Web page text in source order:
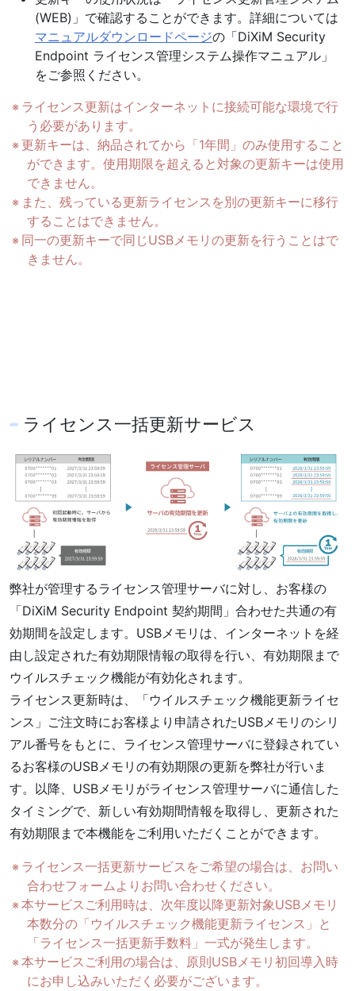
(WEB)」で確認することができます。詳細については
マニュアルダウンロードページの「DiXiM Security
Endpoint ライセンス管理システム操作マニュアル」
をご参照ください。
ライセンス更新はインターネットに接続可能な環境で行
う必要があります。
更新キーは、納品されてから「1年間」のみ使用すること
ができます。使用期限を超えると対象の更新キーは使用
できません。
また、残っている更新ライセンスを別の更新キーに移行
することはできません。
同一の更新キーで同じUSBメモリの更新を行うことはで
きません。
ライセンス一括更新サービス
弊社が管理するライセンス管理サーバに対し、お客様の
「DiXiM Security Endpoint 契約期間」合わせた共通の有
効期間を設定します。USBメモリは、インターネットを経
由し設定された有効期限情報の取得を行い、有効期限まで
ウイルスチェック機能が有効化されます。
ライセンス更新時は、「ウイルスチェック機能更新ライセ
ンス」ご注文時にお客様より申請されたUSBメモリのシリ
アル番号をもとに、ライセンス管理サーバに登録されてい
るお客様のUSBメモリの有効期限の更新を弊社が行いま
す。以降、USBメモリがライセンス管理サーバに通信した
タイミングで、新しい有効期間情報を取得し、更新された
有効期限まで本機能をご利用いただくことができます。
ライセンス一括更新サービスをご希望の場合は、お問い
合わせフォームよりお問い合わせください。
本サービスご利用時は、次年度以降更新対象USBメモリ
本数分の「ウイルスチェック機能更新ライセンス」と
「ライセンス一括更新手数料」一式が発生します。
本サービスご利用の場合は、原則USBメモリ初回導入時
にお申し込みいただく必要がございます。